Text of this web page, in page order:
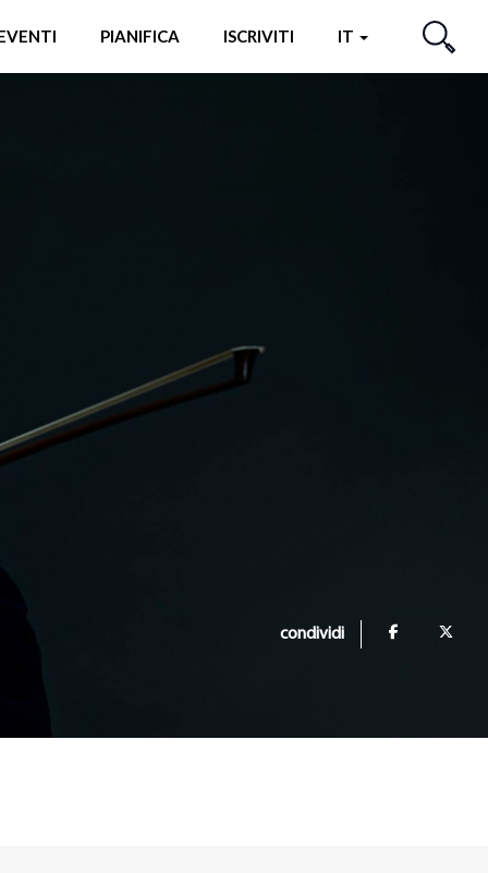
PIANIFICA ISCRIVITI IT
CERCA
condividi